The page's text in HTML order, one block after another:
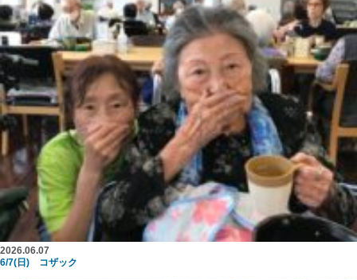
2026.06.07
6/7(日) コザック